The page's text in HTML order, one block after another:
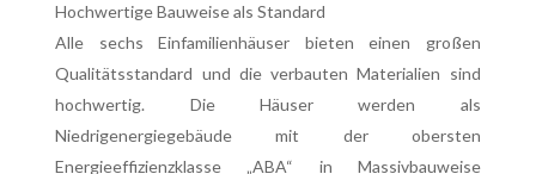
Hochwertige Bauweise als Standard
Alle sechs Einfamilienhäuser bieten einen großen
Qualitätsstandard und die verbauten Materialien sind
hochwertig. Die Häuser werden als
Niedrigenergiegebäude mit der obersten
Energieeffizienzklasse „ABA“ in Massivbauweise